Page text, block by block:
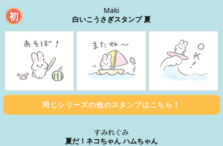
初
Maki
白いこうさぎスタンプ 夏
同じシリーズの他のスタンプはこちら！
すみれぐみ
夏だ！ネコちゃん ハムちゃん